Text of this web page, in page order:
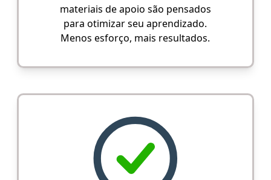
materiais de apoio são pensados
para otimizar seu aprendizado.
Menos esforço, mais resultados.